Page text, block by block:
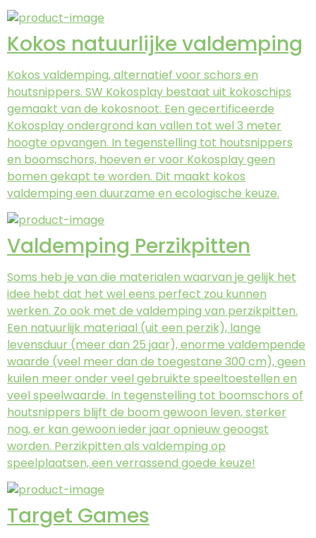
Kokos natuurlijke valdemping
Kokos valdemping, alternatief voor schors en
houtsnippers. SW Kokosplay bestaat uit kokoschips
gemaakt van de kokosnoot. Een gecertificeerde
Kokosplay ondergrond kan vallen tot wel 3 meter
hoogte opvangen. In tegenstelling tot houtsnippers
en boomschors, hoeven er voor Kokosplay geen
bomen gekapt te worden. Dit maakt kokos
valdemping een duurzame en ecologische keuze.
Valdemping Perzikpitten
Soms heb je van die materialen waarvan je gelijk het
idee hebt dat het wel eens perfect zou kunnen
werken. Zo ook met de valdemping van perzikpitten.
Een natuurlijk materiaal (uit een perzik), lange
levensduur (meer dan 25 jaar), enorme valdempende
waarde (veel meer dan de toegestane 300 cm), geen
kuilen meer onder veel gebruikte speeltoestellen en
veel speelwaarde. In tegenstelling tot boomschors of
houtsnippers blijft de boom gewoon leven, sterker
nog, er kan gewoon ieder jaar opnieuw geoogst
worden. Perzikpitten als valdemping op
speelplaatsen, een verrassend goede keuze!
Target Games